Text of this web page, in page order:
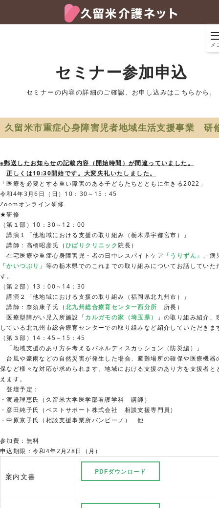
メ
セミナー参加申込
セミナーの内容の詳細のご確認、お申し込みはこちらから。
久留米市重症心身障害児者地域生活支援事業 研
※郵送したお知らせの記載内容（開始時間）が間違っていました。
正しくは10:30開始です。大変失礼いたしました。
「医療を必要とする重い障害のある子どもたちとともに生きる2022」
令和4年3月6日（日）10：30～15：45
Zoomオンライン研修
★研修
（第１部）10：30～12：00
講演１「他地域における支援の取り組み（栃木県宇都宮市）」
講師：高橋昭彦氏（ひばりクリニック院長）
在宅医療や重症心身障害児・者の日中レスパイトケア 「うりずん」 、病
「かいつぶり」 等の栃木県でのこれまでの取り組みについてお話していた
す。
（第２部）13：00～14：30
講演２「他地域における支援の取り組み（福岡県北九州市）」
講師：奈須康子氏（北九州総合療育センター西分所 所長）
医療型障がい児入所施設「カルガモの家（埼玉県）
」の取り組み紹介、
している北九州市総合療育センターでの取り組みなど紹介していただきま
（第３部）14：45～15：45
「地域支援のあり方を考えるパネルディスカッション（防災編）」
台風や豪雨などの自然災害が発生した場合、避難場所の確保や医療機器
保など様々な対応が求められます。地域における支援のあり方を支援者と
えます。
登壇予定：
・渡邉理恵氏（久留米大学医学部看護学科 講師）
・彦田純子氏（ベストサポート株式会社 相談支援専門員）
・中原京子氏（相談支援事業所バンビーノ） 他
参加費：無料
申込期限：令和4年2月28日（月）
案内文書
PDFダウンロード